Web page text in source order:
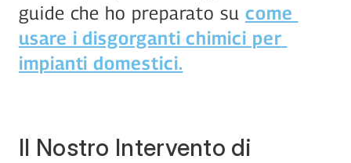
guide che ho preparato su come
usare i disgorganti chimici per
impianti domestici.
Il Nostro Intervento di